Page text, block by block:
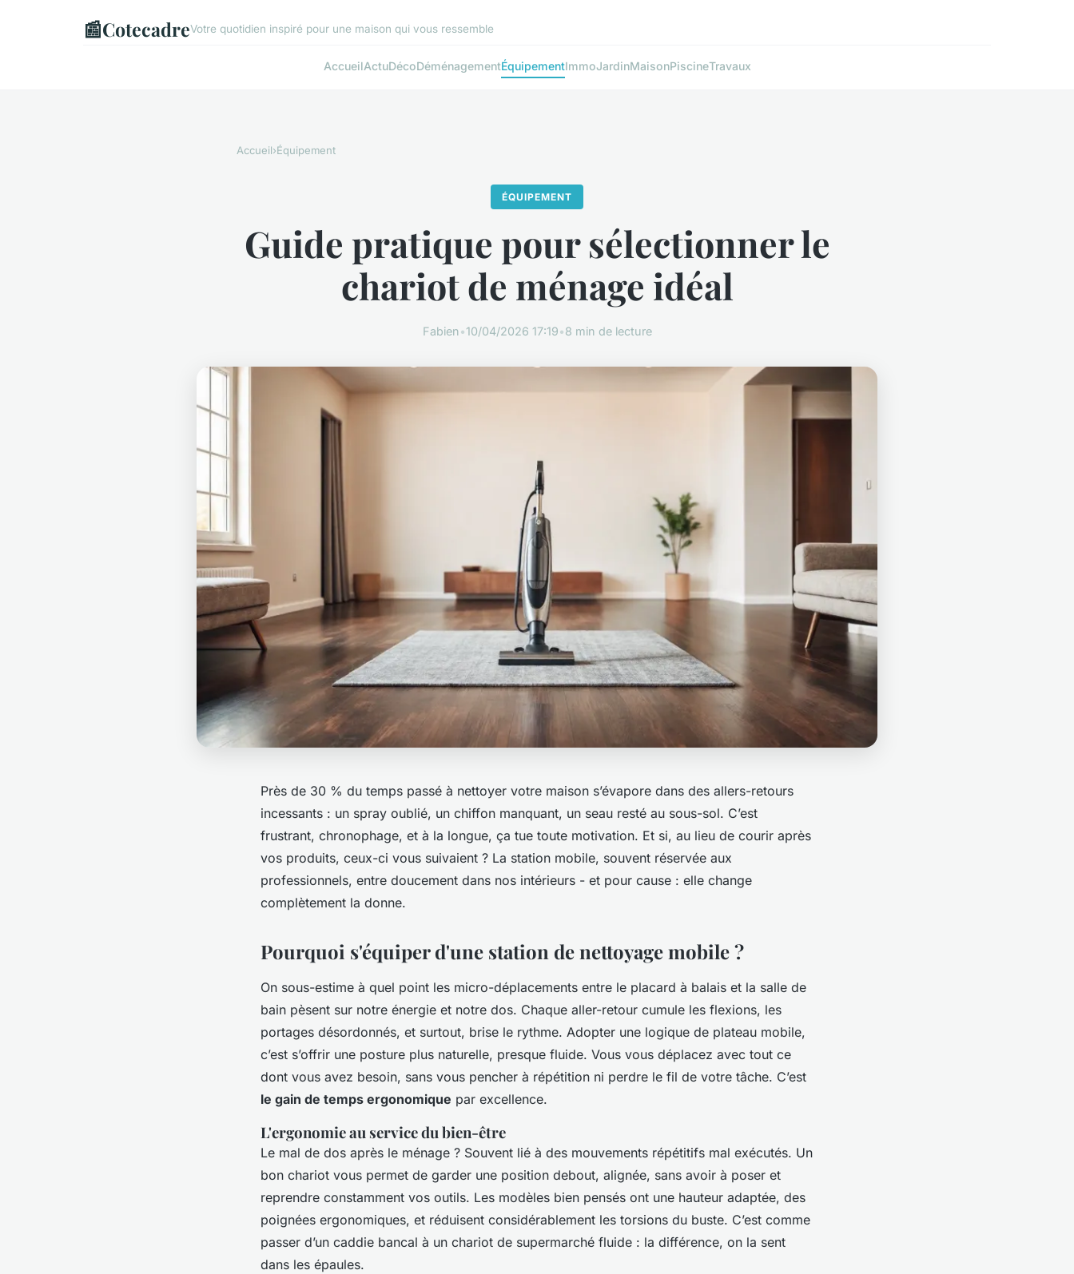
📰CotecadreVotre quotidien inspiré pour une maison qui vous ressemble
AccueilActuDécoDéménagementÉquipementImmoJardinMaisonPiscineTravaux
Accueil›Équipement
ÉQUIPEMENT
Guide pratique pour sélectionner le
chariot de ménage idéal
Fabien•10/04/2026 17:19•8 min de lecture
Près de 30 % du temps passé à nettoyer votre maison s’évapore dans des allers-retours
incessants : un spray oublié, un chiffon manquant, un seau resté au sous-sol. C’est
frustrant, chronophage, et à la longue, ça tue toute motivation. Et si, au lieu de courir après
vos produits, ceux-ci vous suivaient ? La station mobile, souvent réservée aux
professionnels, entre doucement dans nos intérieurs - et pour cause : elle change
complètement la donne.
Pourquoi s'équiper d'une station de nettoyage mobile ?
On sous-estime à quel point les micro-déplacements entre le placard à balais et la salle de
bain pèsent sur notre énergie et notre dos. Chaque aller-retour cumule les flexions, les
portages désordonnés, et surtout, brise le rythme. Adopter une logique de plateau mobile,
c’est s’offrir une posture plus naturelle, presque fluide. Vous vous déplacez avec tout ce
dont vous avez besoin, sans vous pencher à répétition ni perdre le fil de votre tâche. C’est
le gain de temps ergonomique par excellence.
L'ergonomie au service du bien-être
Le mal de dos après le ménage ? Souvent lié à des mouvements répétitifs mal exécutés. Un
bon chariot vous permet de garder une position debout, alignée, sans avoir à poser et
reprendre constamment vos outils. Les modèles bien pensés ont une hauteur adaptée, des
poignées ergonomiques, et réduisent considérablement les torsions du buste. C’est comme
passer d’un caddie bancal à un chariot de supermarché fluide : la différence, on la sent
dans les épaules.